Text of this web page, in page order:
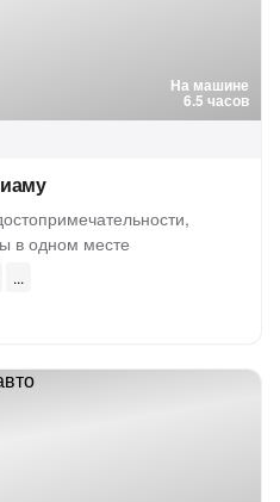
На машине
6.5 часов
в одном месте